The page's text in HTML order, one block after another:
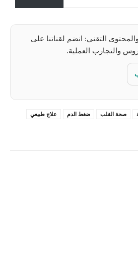
التقني: انضم لقناتنا على
والتجارب العملية.
صحة القلب ضغط الدم
علاج طبيعي